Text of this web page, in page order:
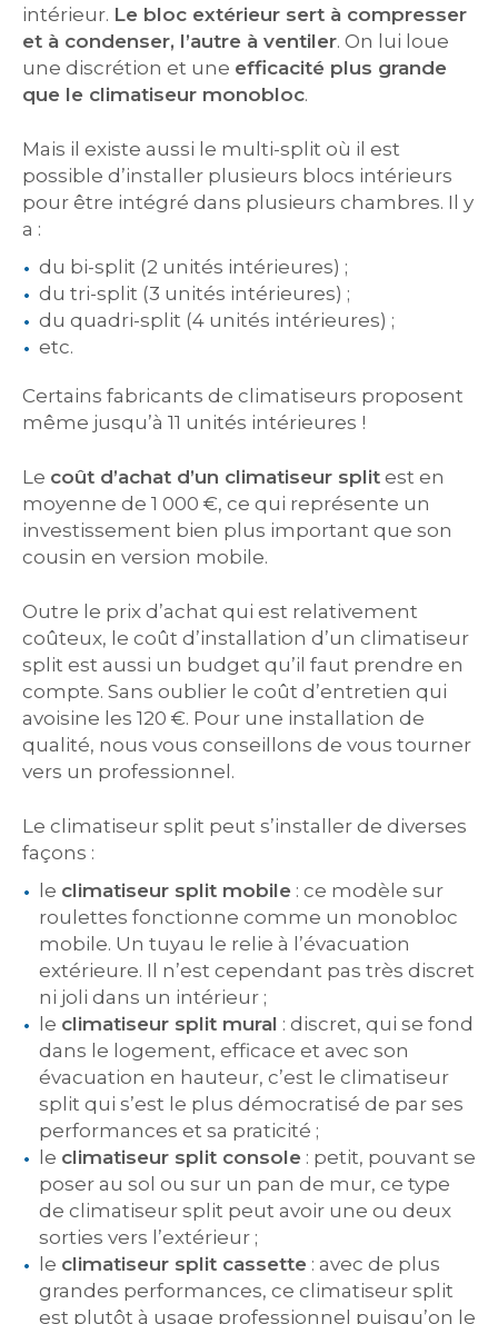
intérieur. Le bloc extérieur sert à compresser
et à condenser, l’autre à ventiler. On lui loue
une discrétion et une efficacité plus grande
que le climatiseur monobloc.
Mais il existe aussi le multi-split où il est
possible d’installer plusieurs blocs intérieurs
pour être intégré dans plusieurs chambres. Il y
a :
du bi-split (2 unités intérieures) ;
du tri-split (3 unités intérieures) ;
du quadri-split (4 unités intérieures) ;
etc.
Certains fabricants de climatiseurs proposent
même jusqu’à 11 unités intérieures !
Le coût d’achat d’un climatiseur split est en
moyenne de 1 000 €, ce qui représente un
investissement bien plus important que son
cousin en version mobile.
Outre le prix d’achat qui est relativement
coûteux, le coût d’installation d’un climatiseur
split est aussi un budget qu’il faut prendre en
compte. Sans oublier le coût d’entretien qui
avoisine les 120 €. Pour une installation de
qualité, nous vous conseillons de vous tourner
vers un professionnel.
Le climatiseur split peut s’installer de diverses
façons :
le climatiseur split mobile : ce modèle sur
roulettes fonctionne comme un monobloc
mobile. Un tuyau le relie à l’évacuation
extérieure. Il n’est cependant pas très discret
ni joli dans un intérieur ;
le climatiseur split mural : discret, qui se fond
dans le logement, efficace et avec son
évacuation en hauteur, c’est le climatiseur
split qui s’est le plus démocratisé de par ses
performances et sa praticité ;
le climatiseur split console : petit, pouvant se
poser au sol ou sur un pan de mur, ce type
de climatiseur split peut avoir une ou deux
sorties vers l’extérieur ;
le climatiseur split cassette : avec de plus
grandes performances, ce climatiseur split
est plutôt à usage professionnel puisqu’on le